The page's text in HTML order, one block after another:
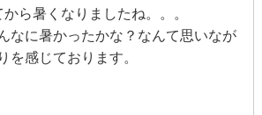
ら暑くなりましたね。。。
なに暑かったかな？なんて思いなが
を感じております。